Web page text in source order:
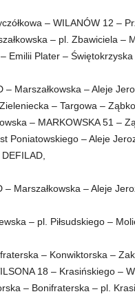
– WILANÓW 12 –
– pl. Zbawiciela –
Emilii Plater – Świętokrzyska
– Marszałkowska – Aleje
– Targowa –
– MARKOWSKA 51 –
Poniatowskiego – Aleje
– Marszałkowska – Aleje
– pl. Piłsudskiego –
– Konwiktorska –
18 – Krasińskiego –
– Bonifraterska – pl.